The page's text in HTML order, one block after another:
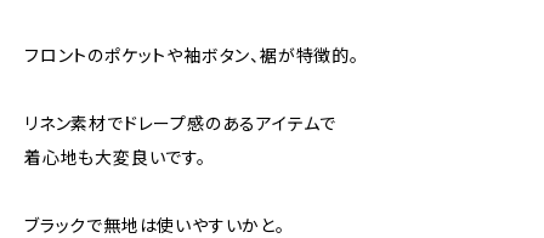
フロントのポケットや袖ボタン、裾が特徴的。
リネン素材でドレープ感のあるアイテムで
着心地も大変良いです。
ブラックで無地は使いやすいかと。